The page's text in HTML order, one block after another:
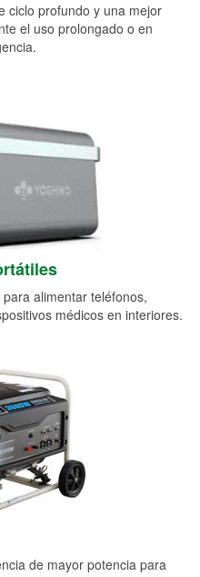
ciclo profundo y una mejor
el uso prolongado o en
alimentar teléfonos,
médicos en interiores.
de mayor potencia para